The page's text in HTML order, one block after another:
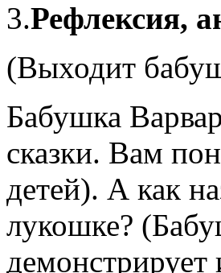
3.Рефлексия,
(Выходит
Бабушка
сказки. Вам
детей). А как
лукошке?
демонстрирует